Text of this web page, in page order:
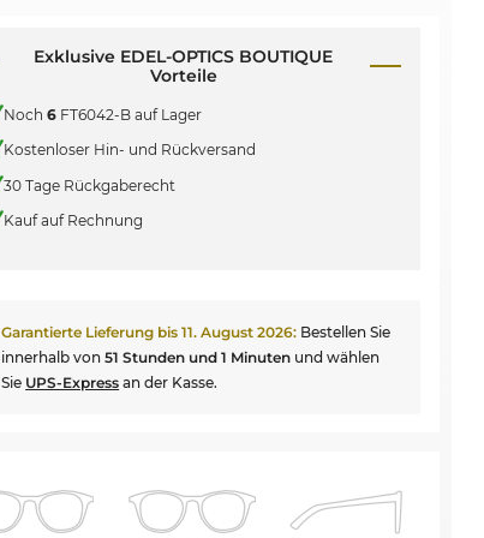
Exklusive EDEL-OPTICS BOUTIQUE
Vorteile
Noch6 FT6042-B auf Lager
Kostenloser Hin- und Rückversand
30 Tage Rückgaberecht
Kauf auf Rechnung
Garantierte Lieferung bis11. August 2026: Bestellen Sie
innerhalb von51 Stunden und 1 Minuten und wählen
Sie UPS-Express an der Kasse.